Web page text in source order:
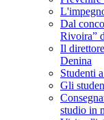
Dal
Rivoira”
Il
Denina
Studenti
Gli
studio in